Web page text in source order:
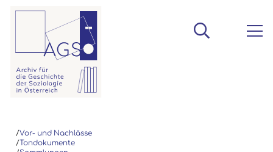
/Vor- und Nachlässe
/Tondokumente